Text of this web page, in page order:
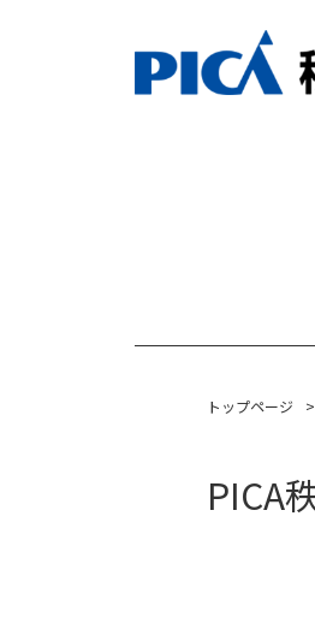
トップページ >
PICA